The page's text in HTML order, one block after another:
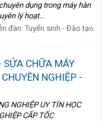
dụng trong máy hàn
lý hoạt...
đàn:Tuyển sinh - Đào tạo
CHỮA MÁY
NGHIỆP -
NGHIỆP UY TÍN HỌC
CẤP TỐC